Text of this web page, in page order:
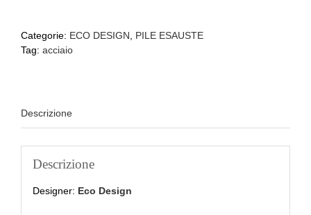
Categorie: ECO DESIGN
PILE ESAUSTE
Tag: acciaio
Descrizione
Descrizione
Designer: Eco Design